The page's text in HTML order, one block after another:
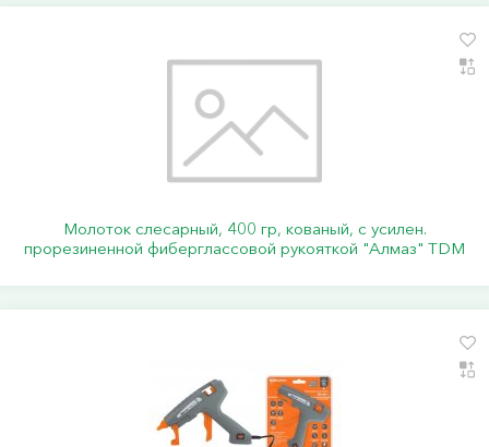
Молоток слесарный, 400 гр, кованый, с усилен.
прорезиненной фиберглассовой рукояткой "Алмаз" TDM